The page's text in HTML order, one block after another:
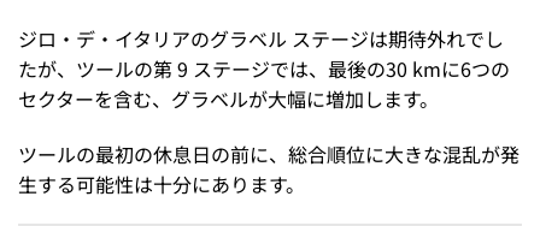
ジロ・デ・イタリアのグラベル ステージは期待外れでし
たが、ツールの第 9 ステージでは、最後の30 kmに6つの
セクターを含む、グラベルが大幅に増加します。
ツールの最初の休息日の前に、総合順位に大きな混乱が発
生する可能性は十分にあります。